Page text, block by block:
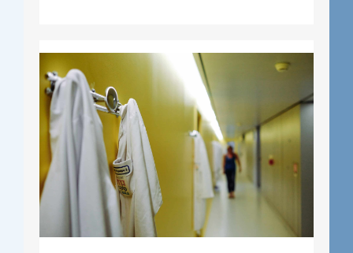
contre
le
cancer
du
sein